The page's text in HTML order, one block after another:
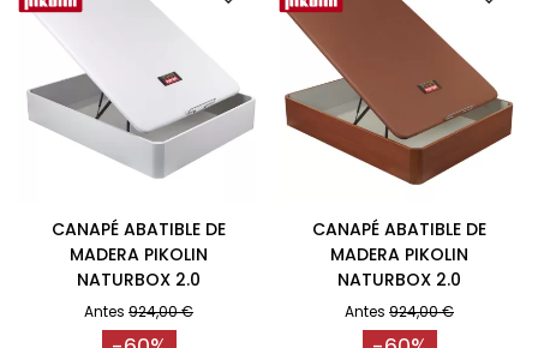
CANAPÉ ABATIBLE DE
MADERA PIKOLIN
NATURBOX 2.0
RESISTENTE BLANCO
Antes 924,00 €
CANAPÉ ABATIBLE DE
MADERA PIKOLIN
NATURBOX 2.0
RESISTENTE CEREZO
Antes 924,00 €